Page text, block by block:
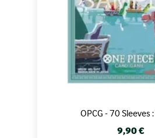
OPCG - 70 Sleeves
Prix
9,90 €